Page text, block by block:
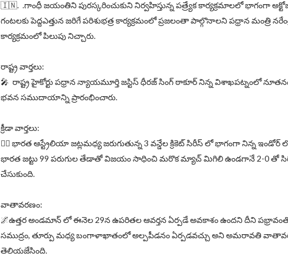
🇮🇳. .గాంధీ జయంతిని పురస్కరించుకుని నిర్వహిస్తున్న పత్ర్యేక కార్యక్రమాలలో భాగంగా
గంటలకు పెద్దఎత్తున జరిగే పరిశుభత్ర కార్యక్రమంలో ప్రజలంతా పాల్గొనాలని పధ్రాన మంత్రి
కార్యక్రమంలో పిలుపు నిచ్చారు.
రాష్ట్ర వార్తలు:
🎤 రాష్ట్ర హైకోర్టు పధ్రాన న్యాయమూర్తి జస్టిస్ ధీరజ్ సింగ్ ఠాకూర్ నిన్న విశాఖపట్నంలో
భవన సముదాయాన్ని ప్రారంభించారు.
క్రీడా వార్తలు:
⛹🏻 భారత ఆస్ట్రేలియా జట్లమధ్య జరుగుతున్న 3 వన్డేల క్రికెట్ సిరీస్ లో భాగంగా నిన్న ఇండోర్
భారత జట్టు 99 పరుగుల తేడాతో విజయం సాధించి మరొక మ్యాచ్ మిగిలి ఉండగానే 2-0 తో
చేసుకుంది.
వాతావరణం:
🌌ఉత్తర అండమాన్ లో ఈనెల 29న ఉపరితల ఆవర్తన ఏర్పడే అవకాశం ఉందని దీని
సముద్రం, తూర్పు మధ్య బంగాళాఖాతంలో అల్పపీడనం ఏర్పడవచ్చు అని అమరావతి
తెలియజేసింది.